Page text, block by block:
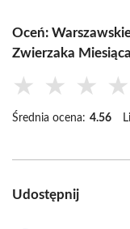
Oceń:
Zwierzaka Miesiąca
★ ★ ★ ★
Średnia ocena: 4.56
Udostępnij